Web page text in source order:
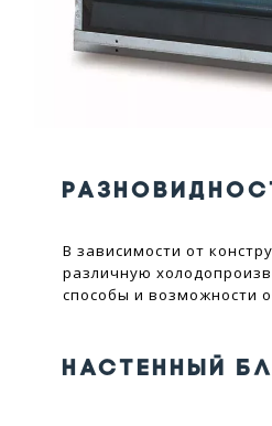
В зависимости от
различную
способы и возможности
НАСТЕННЫЙ